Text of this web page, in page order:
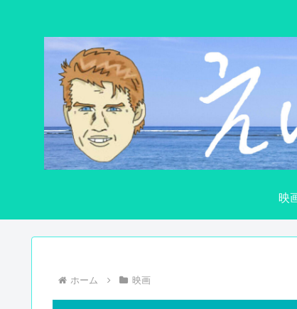
映
ホーム 映画